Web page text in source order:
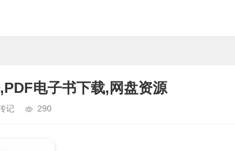
电子书下载,网盘资源
记 290